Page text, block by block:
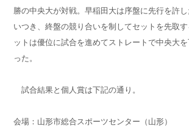
勝の中央大が対戦。早稲田大は序盤に先行を許
いつき、終盤の競り合いを制してセットを先取
ットは優位に試合を進めてストレートで中央大
った。
試合結果と個人賞は下記の通り。
会場：山形市総合スポーツセンター（山形）